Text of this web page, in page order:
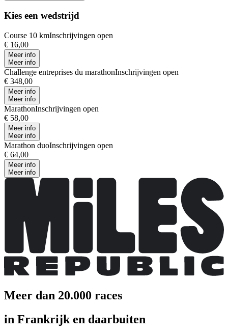
Kies een wedstrijd
Course 10 kmInschrijvingen open
€ 16,00
Meer info
Meer info
Challenge entreprises du marathonInschrijvingen open
€ 348,00
Meer info
Meer info
MarathonInschrijvingen open
€ 58,00
Meer info
Meer info
Marathon duoInschrijvingen open
€ 64,00
Meer info
Meer info
Meer dan 20.000 races
in Frankrijk en daarbuiten